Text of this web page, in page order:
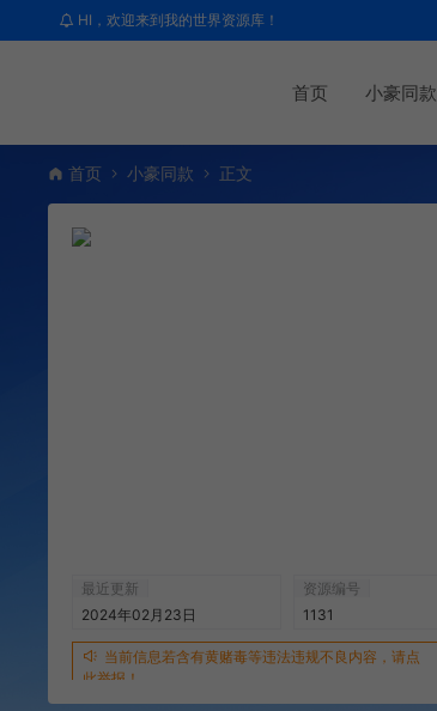
HI，欢迎来到我的世界资源库！
首页 小豪同款
首页 小豪同款 正文
最近更新
2024年02月23日
资源编号
1131
当前信息若含有黄赌毒等违法违规不良内容，请点
此举报！